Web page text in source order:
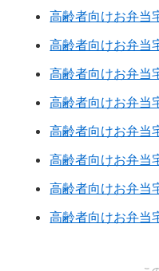
高齢者向けお弁当
高齢者向けお弁当
高齢者向けお弁当
高齢者向けお弁当
高齢者向けお弁当
高齢者向けお弁当
高齢者向けお弁当
高齢者向けお弁当